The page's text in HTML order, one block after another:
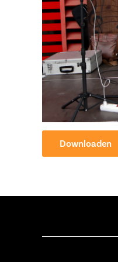
Downloaden